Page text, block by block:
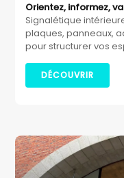
Orientez, informez,
Signalétique
plaques, panneaux,
pour structurer vos
DÉCOUVRIR